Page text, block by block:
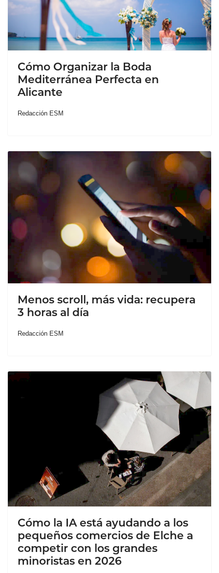
Cómo Organizar la Boda
Mediterránea Perfecta en
Alicante
Redacción ESM
Menos scroll, más vida: recupera
3 horas al día
Redacción ESM
Cómo la IA está ayudando a los
pequeños comercios de Elche a
competir con los grandes
minoristas en 2026